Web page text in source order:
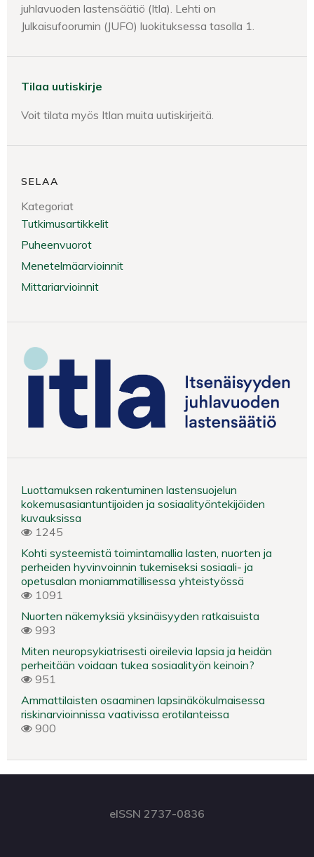
juhlavuoden lastensäätiö (Itla). Lehti on
Julkaisufoorumin (JUFO) luokituksessa tasolla 1.
Tilaa uutiskirje
Voit tilata myös Itlan muita uutiskirjeitä.
SELAA
Kategoriat
Tutkimusartikkelit
Puheenvuorot
Menetelmäarvioinnit
Mittariarvioinnit
Luottamuksen rakentuminen lastensuojelun
kokemusasiantuntijoiden ja sosiaalityöntekijöiden
kuvauksissa
1245
Kohti systeemistä toimintamallia lasten, nuorten ja
perheiden hyvinvoinnin tukemiseksi sosiaali- ja
opetusalan moniammatillisessa yhteistyössä
1091
Nuorten näkemyksiä yksinäisyyden ratkaisuista
993
Miten neuropsykiatrisesti oireilevia lapsia ja heidän
perheitään voidaan tukea sosiaalityön keinoin?
951
Ammattilaisten osaaminen lapsinäkökulmaisessa
riskinarvioinnissa vaativissa erotilanteissa
900
eISSN 2737-0836